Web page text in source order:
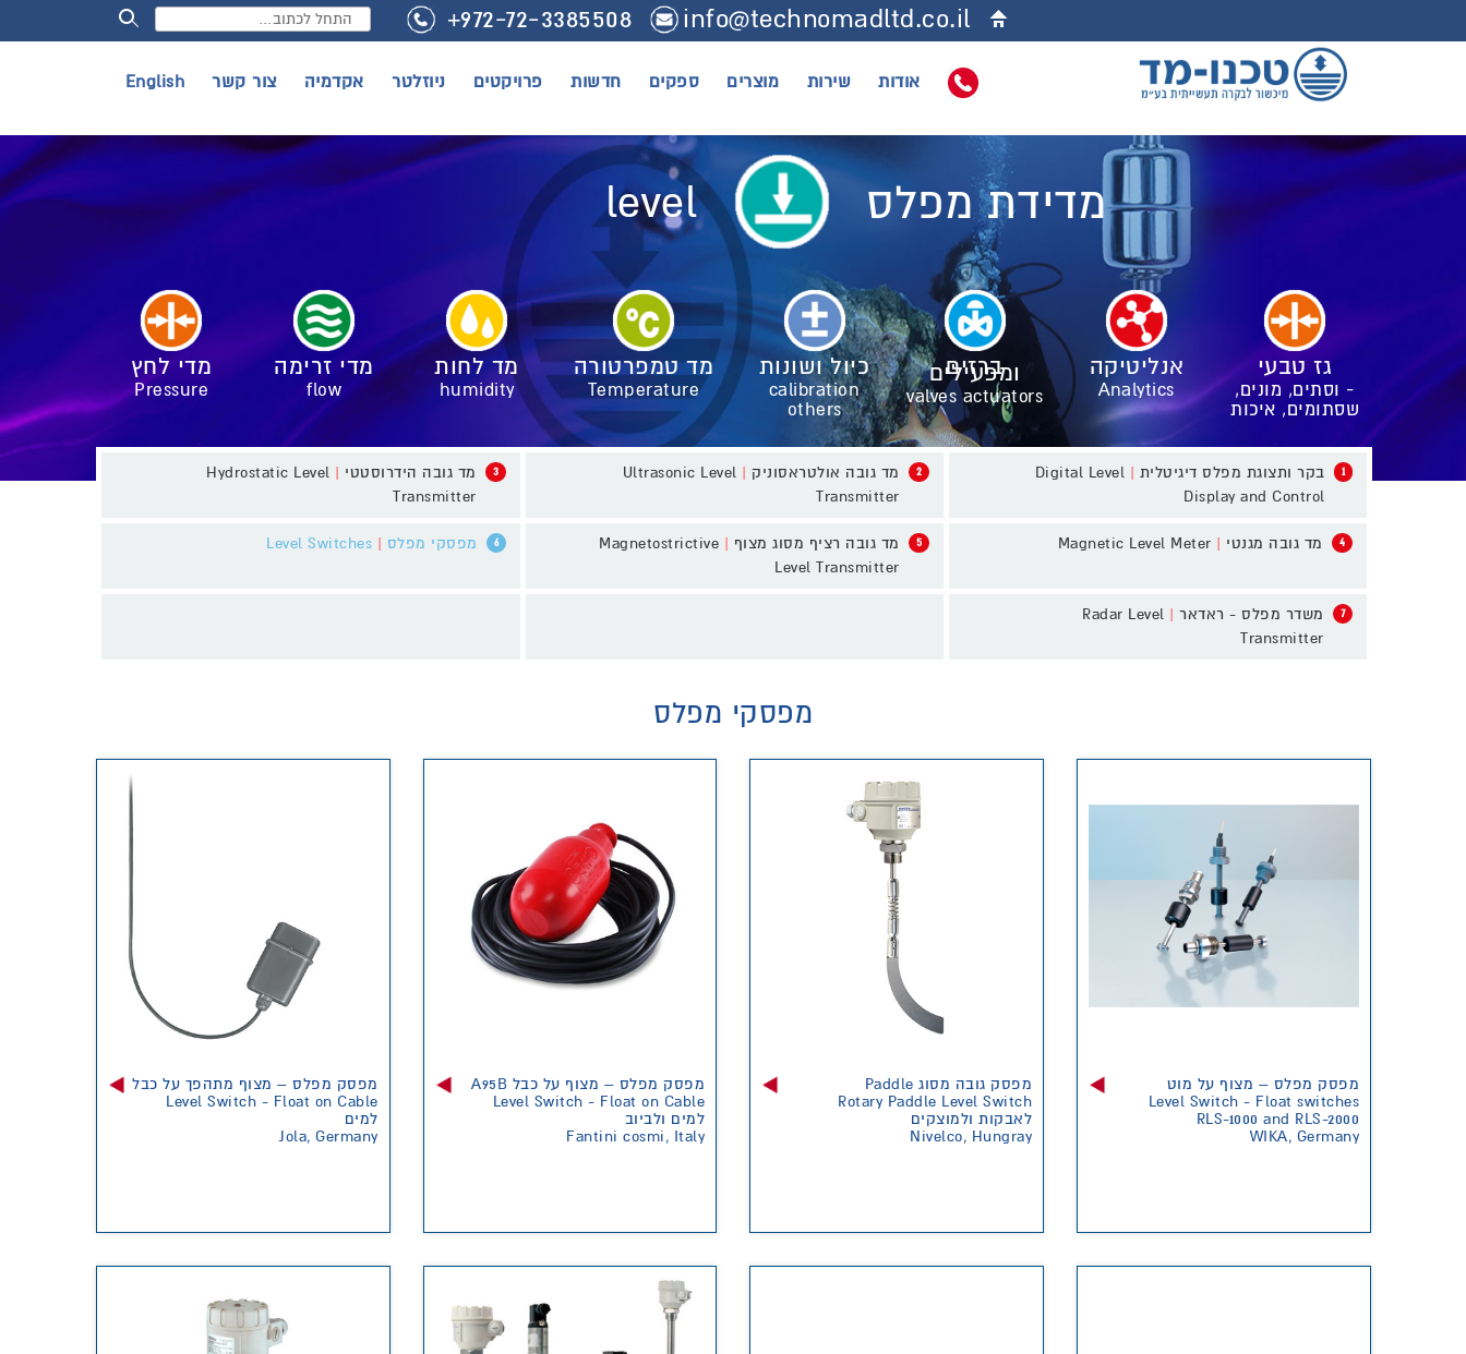
+972-72-3385508 info@technomadltd.co.il
אודות שירות מוצרים ספקים חדשות פרויקטים ניוזלטר אקדמיה צור קשר English
מדידת מפלס level
גז טבעי
- וסתים, מונים,
שסתומים, איכות
אנליטיקה
Analytics
ברזים
ומפעילים
valves actuators
כיול ושונות
calibration
others
מד טמפרטורה
Temperature
מד לחות
humidity
מדי זרימה
flow
מדי לחץ
Pressure
1 בקר ותצוגת מפלס דיגיטלית |
Digital Level
Display and Control
2 מד גובה אולטראסוניק |
Ultrasonic Level
Transmitter
3 מד גובה הידרוסטטי |
Hydrostatic Level
Transmitter
4 מד גובה מגנטי |
5 מד גובה רציף מסוג מצוף |
Magnetostrictive
Level Transmitter
6 מפסקי מפלס |
7 משדר מפלס - ראדאר |
Radar Level
Transmitter
מפסקי מפלס
מפסק מפלס – מצוף על מוט
Level Switch - Float switches
RLS-1000 and RLS-2000
WIKA, Germany
מפסק גובה מסוג Paddle
Rotary Paddle Level Switch
לאבקות ולמוצקים
Nivelco, Hungray
מפסק מפלס – מצוף על כבל A95B
Level Switch - Float on Cable
למים ולביוב
Fantini cosmi, Italy
מפסק מפלס – מצוף מתהפך על כבל
Level Switch - Float on Cable
למים
Jola, Germany